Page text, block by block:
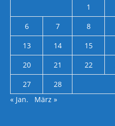
1
6
7 8
13
14 15
20
21 22
27
28
« Jan.
März »